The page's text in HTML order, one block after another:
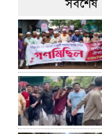
সর্বশেষ